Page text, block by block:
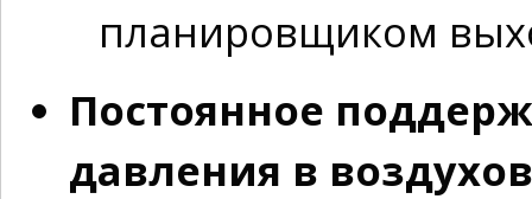
планировщиком
Постоянное
давления в